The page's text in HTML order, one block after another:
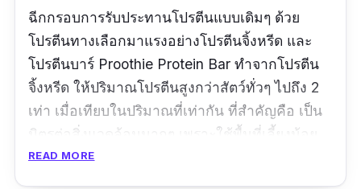
ฉีกกรอบการรับประทานโปรตีนแบบเดิมๆ ด้วย
โปรตีนทางเลือกมาแรงอย่างโปรตีนจิ้งหรีด และ
โปรตีนบาร์ Proothie Protein Bar ทำจากโปรตีน
จิ้งหรีด ให้ปริมาณโปรตีนสูงกว่าสัตว์ทั่วๆ ไปถึง 2
เท่า เมื่อเทียบในปริมาณที่เท่ากัน ที่สำคัญคือ เป็น
มิตรต่อสิ่งแวดล้อมมากๆ เพราะใช้พื้นที่เลี้ยงน้อย
กว่าการเลี้ยงวัวและการเลี้ยงสัตว์อื่นๆ ใช้ปริมาณ
READ MORE